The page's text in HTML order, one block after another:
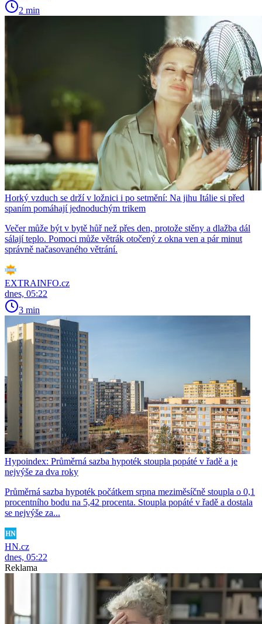
2 min
Horký vzduch se drží v ložnici i po setmění: Na jihu Itálie si před
spaním pomáhají jednoduchým trikem
Večer může být v bytě hůř než přes den, protože stěny a dlažba dál
sálají teplo. Pomoci může větrák otočený z okna ven a pár minut
správně načasovaného větrání.
EXTRAINFO.cz
dnes, 05:22
3 min
Hypoindex: Průměrná sazba hypoték stoupla popáté v řadě a je
nejvýše za dva roky
Průměrná sazba hypoték počátkem srpna meziměsíčně stoupla o 0,1
procentního bodu na 5,42 procenta. Stoupla popáté v řadě a dostala
se nejvýše za...
HN.cz
dnes, 05:22
Reklama